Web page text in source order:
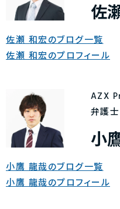
佐
佐瀬 和宏のブログ一覧
佐瀬 和宏のプロフィール
AZX
弁護
小
小鷹 龍哉のブログ一覧
小鷹 龍哉のプロフィール